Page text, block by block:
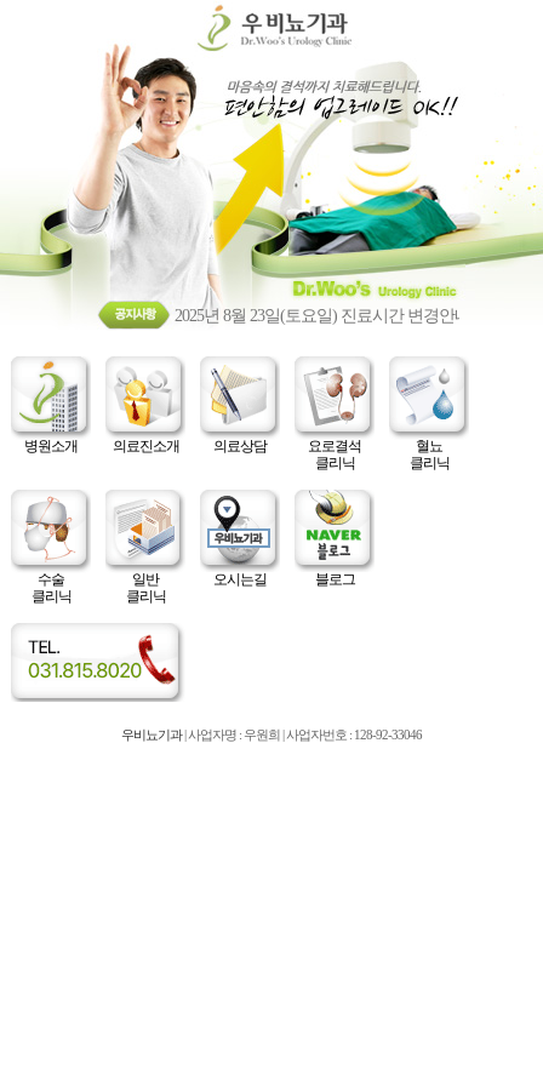
2025년 8월 23일(토요일) 진료시간 변경안내
병원소개 의료진소개 의료상담
요로결석
클리닉
혈뇨
클리닉
수술
클리닉
일반
클리닉
오시는길 블로그
우비뇨기과| 사업자명 : 우원희 | 사업자번호 : 128-92-33046